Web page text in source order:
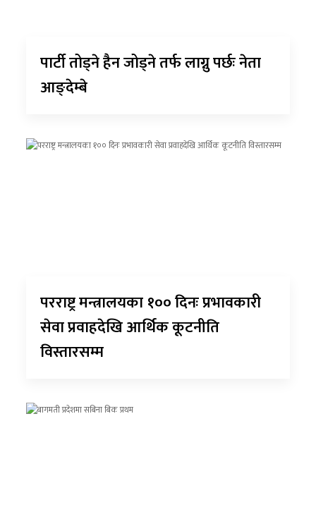
पार्टी तोड्ने हैन जोड्ने तर्फ लाग्नु पर्छः नेता
आङ्देम्बे
परराष्ट्र मन्त्रालयका १०० दिनः प्रभावकारी
सेवा प्रवाहदेखि आर्थिक कूटनीति
विस्तारसम्म